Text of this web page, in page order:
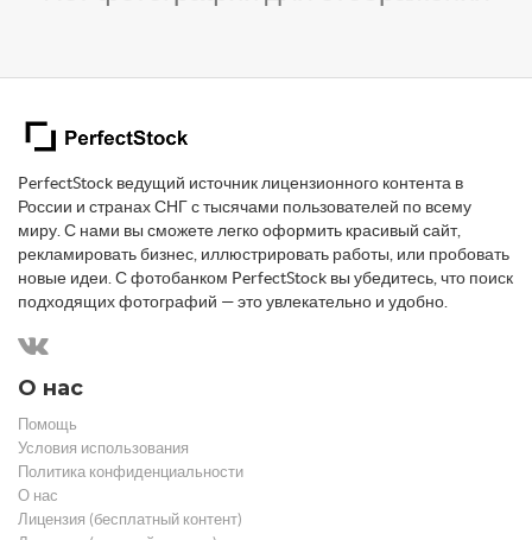
PerfectStock ведущий источник лицензионного контента в
России и странах СНГ с тысячами пользователей по всему
миру. С нами вы сможете легко оформить красивый сайт,
рекламировать бизнес, иллюстрировать работы, или пробовать
новые идеи. С фотобанком PerfectStock вы убедитесь, что поиск
подходящих фотографий — это увлекательно и удобно.
О нас
Помощь
Условия использования
Политика конфиденциальности
О нас
Лицензия (бесплатный контент)